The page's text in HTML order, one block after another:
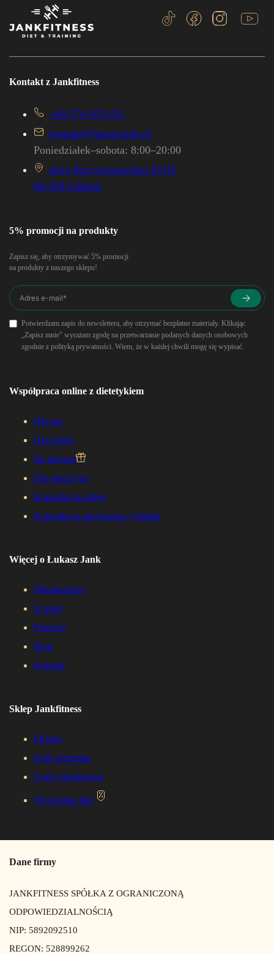
Kontakt z Jankfitness
+48 574 655 621
kontakt@lukaszjank.pl
Poniedziałek–sobota: 8:00–20:00
aleja Rzeczypospolitej 8/315
80-369 Gdańsk
Współpraca online z dietetykiem
Dla par
Dla kobiet
Na prezent
Dla mężczyzn
Konsultacja online
Konsultacja stacjonarne- Gdańsk
Więcej o Łukasz Jank
Metamorfozy
O mnie
Przepisy
Blog
Kontakt
Sklep Jankfitness
Ebooki
Klub przemian
Gumy treningowe
Wyprzedaż diet
5% promocji na produkty
Zapisz się, aby otrzymywać 5% promocji
na produkty z naszego sklepu!
Potwierdzam zapis do newslettera, aby otrzymać bezpłatne materiały. Klikając
„Zapisz mnie" wyrażam zgodę na przetwarzanie podanych danych osobowych
zgodnie z polityką prywatności. Wiem, że w każdej chwili mogę się wypisać.
Dane firmy
JANKFITNESS SPÓŁKA Z OGRANICZONĄ
ODPOWIEDZIALNOŚCIĄ
NIP: 5892092510
REGON: 528899262